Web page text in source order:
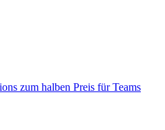
zum halben Preis für Teams